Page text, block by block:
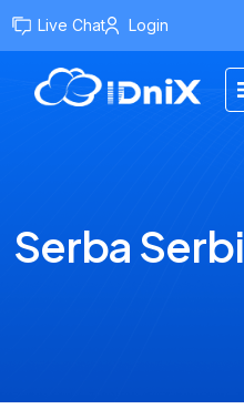
Live Chat Login
Serba Serbi